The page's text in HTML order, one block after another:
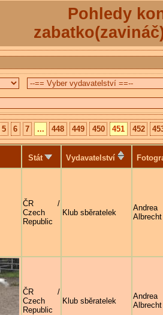
Pohledy
5 6 7 ... 448 449 450 451 452
Stát Vydavatelství
ČR /
Czech
Republic
Klub sběratelek
Andrea
Albrecht
ČR /
Czech
Republic
Klub sběratelek
Andrea
Albrecht